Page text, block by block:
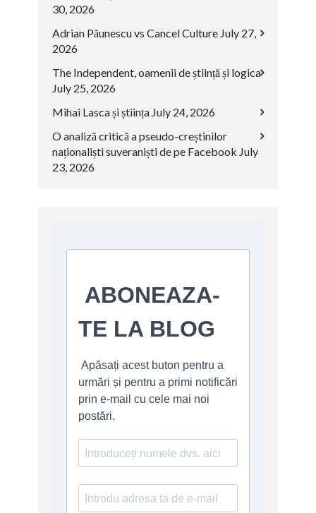
30, 2026
Adrian Păunescu vs Cancel Culture July 27,
2026
The Independent, oamenii de știință și logica
July 25, 2026
Mihai Lasca și știința July 24, 2026
O analiză critică a pseudo-creștinilor
naționaliști suveraniști de pe Facebook July
23, 2026